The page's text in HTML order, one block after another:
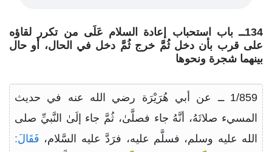
134ــ باب استحباب إعادة السلام عَلَى من تكرر لقاؤه
على قرب بأن دخل ثُمَّ خرج ثُمَّ دخل في الحال، أو حال
بينهما شجرة ونحوها
1/859 ــ عن أبي هُرَيْرَة رضي الله عنه في حديث
المسيء صلاتَهُ، أنَّهُ جاء فصلَّىٰ، ثُمَّ جاء إلَىٰ النَّبيِّ صلى
الله عليه وسلم، فسلَّم عليه، فرَدَّ عليه السَّلام، فَقَالَ: